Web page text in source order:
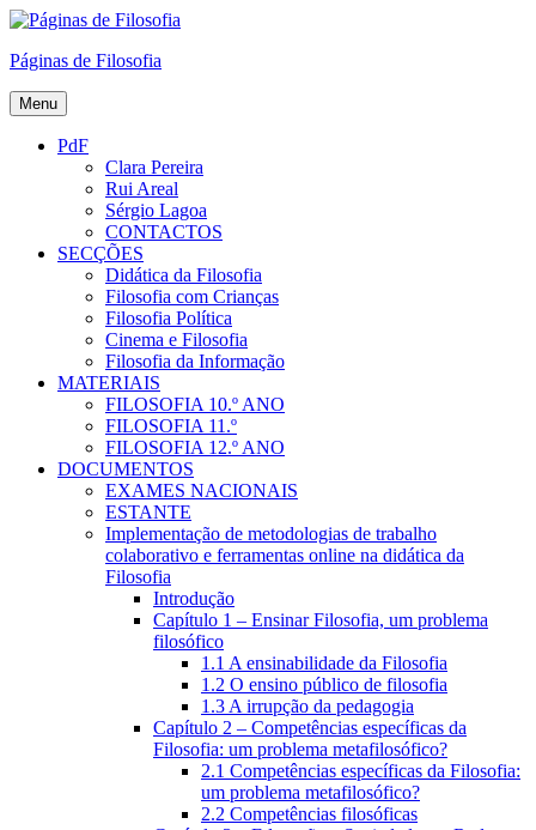
Skip
content
Páginas de Filosofia
Menu
PdF
Clara Pereira
Rui Areal
Sérgio Lagoa
CONTACTOS
SECÇÕES
Didática da Filosofia
Filosofia com Crianças
Filosofia Política
Cinema e Filosofia
Filosofia da Informação
MATERIAIS
FILOSOFIA 10.º ANO
FILOSOFIA 11.º
FILOSOFIA 12.º ANO
DOCUMENTOS
EXAMES NACIONAIS
ESTANTE
Implementação de metodologias de trabalho
colaborativo e ferramentas online na didática da
Filosofia
Introdução
Capítulo 1 – Ensinar Filosofia, um problema
filosófico
1.1 A ensinabilidade da Filosofia
1.2 O ensino público de filosofia
1.3 A irrupção da pedagogia
Capítulo 2 – Competências específicas da
Filosofia: um problema metafilosófico?
2.1 Competências específicas da Filosofia:
um problema metafilosófico?
2.2 Competências filosóficas